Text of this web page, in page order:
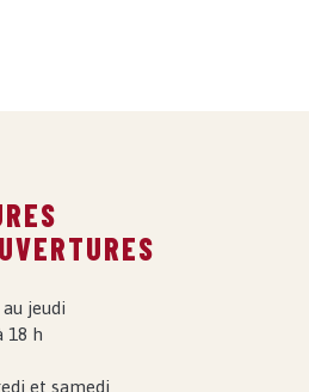
jeudi
18 h
et samedi